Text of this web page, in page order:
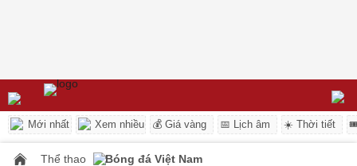
Mới nhất Xem nhiều 💰 Giá vàng 📅 Lịch âm ☀️ Thời tiết
Thể thao Bóng đá Việt Nam